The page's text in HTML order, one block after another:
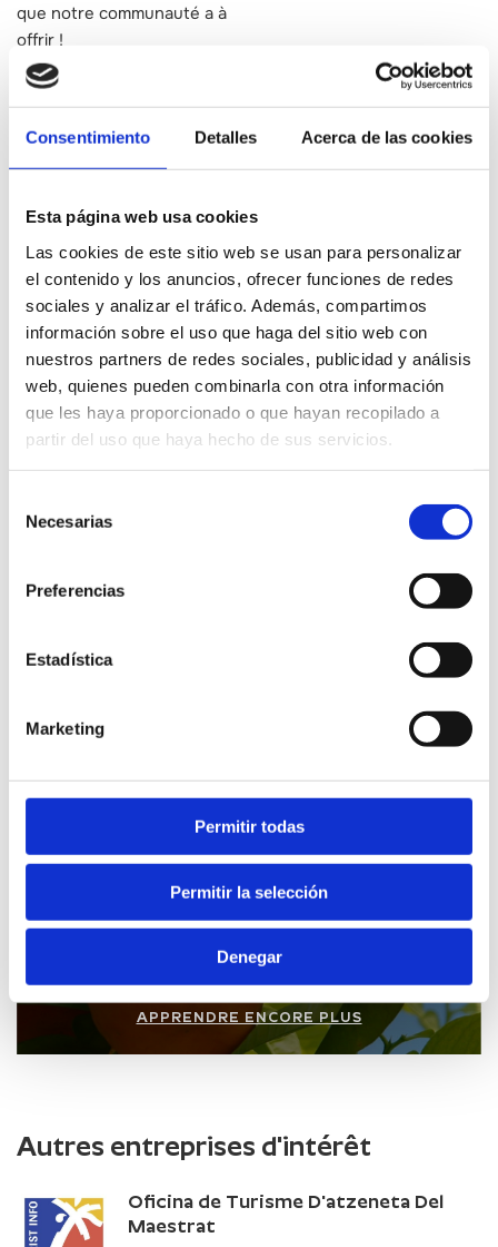
Consentimiento Detalles Acerca de las cookies
Esta página web usa cookies
Las cookies de este sitio web se usan para personalizar
el contenido y los anuncios, ofrecer funciones de redes
sociales y analizar el tráfico. Además, compartimos
información sobre el uso que haga del sitio web con
nuestros partners de redes sociales, publicidad y análisis
web, quienes pueden combinarla con otra información
que les haya proporcionado o que hayan recopilado a
partir del uso que haya hecho de sus servicios.
Necesarias
Preferencias
Estadística
Marketing
Permitir todas
Permitir la selección
Denegar
que notre communauté a à
offrir !
Services
autoguiadas a las
instalaciones
Actividades en el
medio natural
Visitas y
experiencias en
museo / centro de
interpretación
gastronomiques
Route de l’Orange
APPRENDRE ENCORE PLUS
Autres entreprises d'intérêt
Oficina de Turisme D'atzeneta Del
Maestrat